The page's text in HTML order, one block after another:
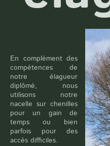
En complément des
compétences de
notre élagueur
diplômé, nous
utilisons notre
nacelle sur chenilles
pour un gain de
temps ou bien
parfois pour des
accés difficiles.